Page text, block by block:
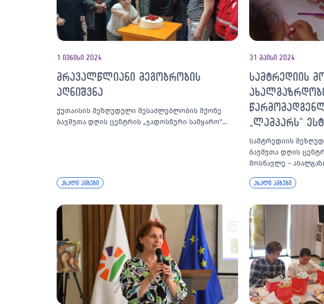
1 ივნისი 2024
მრავალწლიანი მეგობრობის
აღნიშვნა
ქუთაისის შეზღუდული შესაძლებლობის მქონე
ბავშვთა დღის ცენტრის „ჯადოსნური სამყარო“…
ახალი ამბები
31 მაისი 2024
სამტრედიის
„ლამპარს“
სამტრედიის
ბავშვთა დღის
მოსწავლე –
ახალი ამბები